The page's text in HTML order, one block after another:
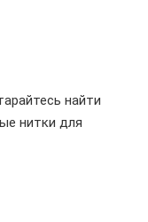
найти
нитки для